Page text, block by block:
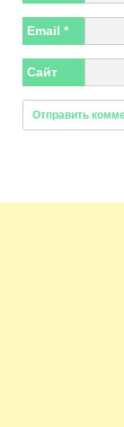
Email *
Сайт